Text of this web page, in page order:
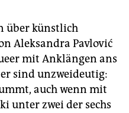
über künstlich
Aleksandra Pavlović
mit Anklängen ans
sind unzweideutig:
auch wenn mit
unter zwei der sechs